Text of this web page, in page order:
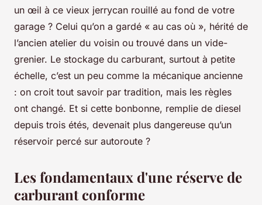
un œil à ce vieux jerrycan rouillé au fond de votre
garage ? Celui qu’on a gardé « au cas où », hérité de
l’ancien atelier du voisin ou trouvé dans un vide-
grenier. Le stockage du carburant, surtout à petite
échelle, c’est un peu comme la mécanique ancienne
: on croit tout savoir par tradition, mais les règles
ont changé. Et si cette bonbonne, remplie de diesel
depuis trois étés, devenait plus dangereuse qu’un
réservoir percé sur autoroute ?
Les fondamentaux d'une réserve de
carburant conforme